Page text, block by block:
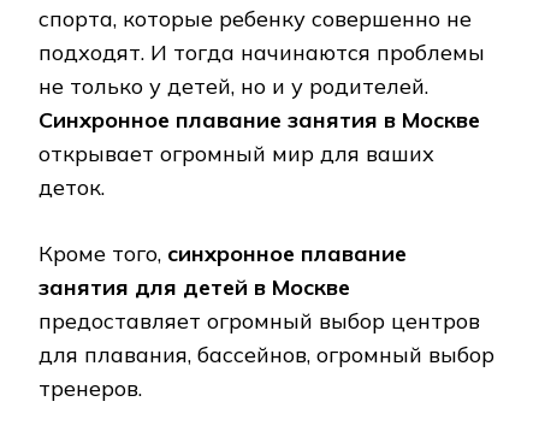
спорта, которые ребенку совершенно не
подходят. И тогда начинаются проблемы
не только у детей, но и у родителей.
Синхронное плавание занятия в Москве
открывает огромный мир для ваших
деток.
Кроме того, синхронное плавание
занятия для детей в Москве
предоставляет огромный выбор центров
для плавания, бассейнов, огромный выбор
тренеров.